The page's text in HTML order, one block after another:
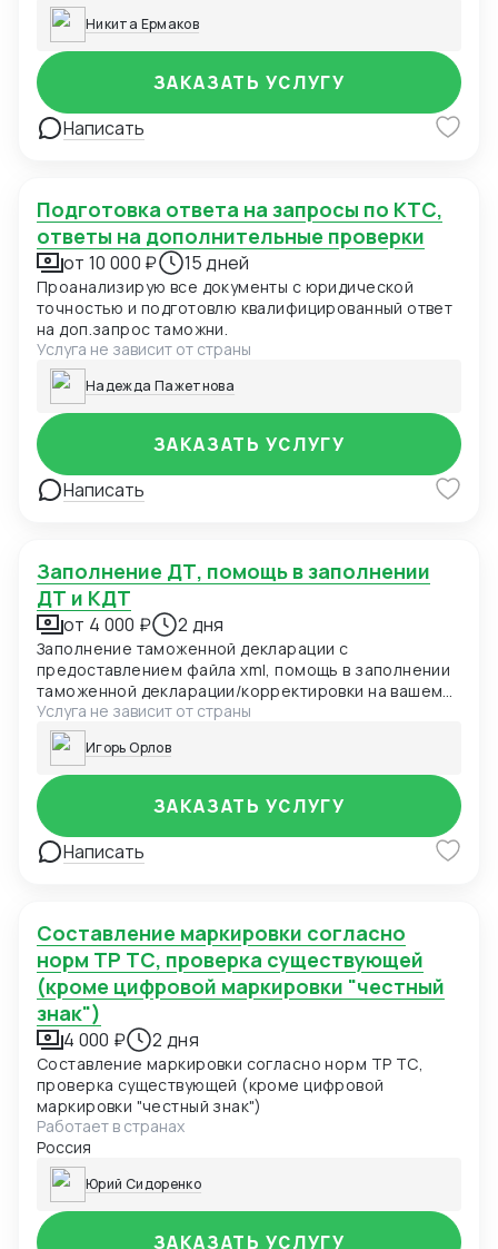
Никита Ермаков
Написать
ЗАКАЗАТЬ УСЛУГУ
Подготовка ответа на запросы по КТС,
ответы на дополнительные проверки
от 10 000 ₽ 15 дней
Проанализирую все документы с юридической
точностью и подготовлю квалифицированный ответ
на доп.запрос таможни.
Услуга не зависит от страны
Надежда Пажетнова
Написать
ЗАКАЗАТЬ УСЛУГУ
Заполнение ДТ, помощь в заполнении
ДТ и КДТ
от 4 000 ₽ 2 дня
Заполнение таможенной декларации с
предоставлением файла xml, помощь в заполнении
таможенной декларации/корректировки на вашем
рабочем месте в удаленном формате
Услуга не зависит от страны
Игорь Орлов
Написать
ЗАКАЗАТЬ УСЛУГУ
Составление маркировки согласно
норм ТР ТС, проверка существующей
(кроме цифровой маркировки "честный
знак")
4 000 ₽ 2 дня
Составление маркировки согласно норм ТР ТС,
проверка существующей (кроме цифровой
маркировки "честный знак")
Работает в странах
Россия
Юрий Сидоренко
ЗАКАЗАТЬ УСЛУГУ